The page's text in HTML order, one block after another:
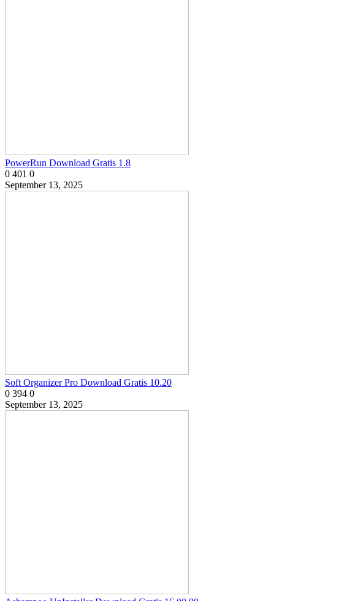
PowerRun Download Gratis 1.8
0 401 0
September 13, 2025
Soft Organizer Pro Download Gratis 10.20
0 394 0
September 13, 2025